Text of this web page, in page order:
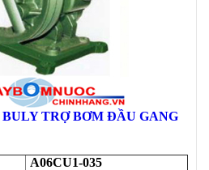
BULY TRỢ BƠM ĐẦU GANG
A06CU1-035